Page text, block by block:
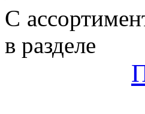
C
в разделе